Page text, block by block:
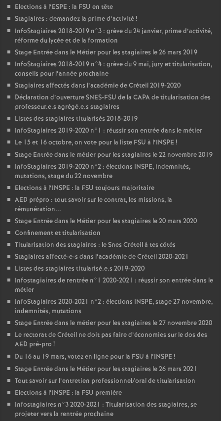
Elections à l’ESPE : la FSU en tête
Stagiaires : demandez la prime d’activité!
InfoStagiaires 2018-2019 n°3 : grève du 24 janvier, prime d’activité,
réforme du lycée et de la formation
Stage Entrée dans le Métier pour les stagiaires le 26 mars 2019
InfoStagiaires 2018-2019 n°4 : grève du 9 mai, jury et titularisation,
conseils pour l’année prochaine
Stagiaires affectés dans l’académie de Créteil 2019-2020
Déclaration d’ouvertureSNES-FSU de la CAPAde titularisation des
professeur.e.s agrégé.e.s stagiaires
Listes des stagiaires titularisés 2018-2019
InfoStagiaires 2019-2020 n°1 : réussir son entrée dans le métier
Le 15 et 16 octobre, on vote pour la liste FSU à l’INSPE !
Stage Entrée dans le métier pour les stagiaires le 22 novembre 2019
InfoStagiaires 2019-2020 n°2 : élections INSPE, indemnités,
mutations, stage du 22 novembre
Elections à l’INSPE : la FSU toujours majoritaire
AED prépro : tout savoir sur le contrat, les missions, la
rémunération...
Stage Entrée dans le Métier pour les stagiaires le 20 mars 2020
Confinement et titularisation
Titularisation des stagiaires : le Snes Créteil à tes côtés
Stagiaires affecté-e-s dans l’académie de Créteil 2020-2021
Listes des stagiaires titularisé.e.s 2019-2020
Infostagiaires de rentrée n°1 2020-2021 : réussir son entrée dans le
métier
InfoStagiaires 2020-2021 n°2 : élections INSPE, stage 27 novembre,
indemnités, mutations
Stage Entrée dans le métier pour les stagiaires le 27 novembre 2020
Le rectorat de Créteil ne doit pas faire d’économies sur le dos des
AED pré-pro !
Du 16 au 19 mars, votez en ligne pour la FSU à l’INSPE !
Stage Entrée dans le Métier pour les stagiaires le 26 mars 2021
Tout savoir sur l’entretien professionnel/oral de titularisation
Elections à l’INSPE : la FSU première
Infostagiaires n°3 2020-2021 : Titularisation des stagiaires, se
projeter vers la rentrée prochaine